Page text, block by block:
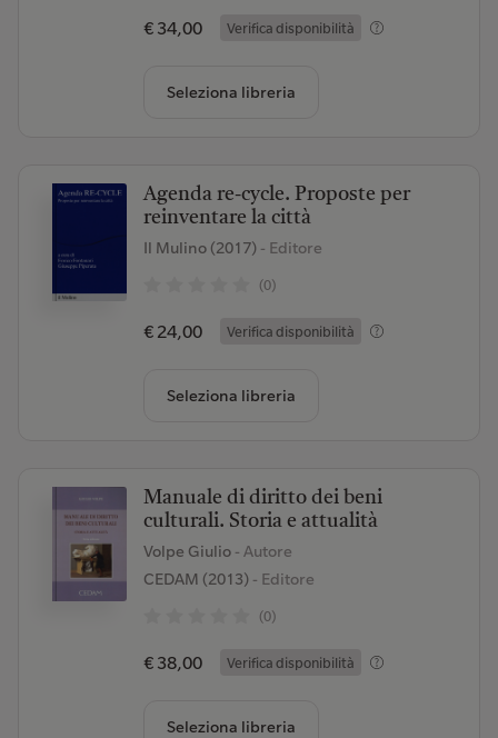
€ 34,00 Verifica disponibilità
Seleziona libreria
Agenda re-cycle. Proposte per
reinventare la città
Il Mulino (2017)- Editore
(0)
€ 24,00 Verifica disponibilità
Seleziona libreria
Manuale di diritto dei beni
culturali. Storia e attualità
Volpe Giulio - Autore
CEDAM (2013)- Editore
(0)
€ 38,00 Verifica disponibilità
Seleziona libreria